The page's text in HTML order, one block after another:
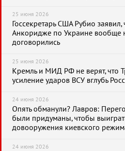
25 июня 2026
Госсекретарь США Рубио заявил,
Анкоридже по Украине вообще
договорились
25 июня 2026
Кремль и МИД РФ не верят, что
усиление ударов ВСУ вглубь
24 июня 2026
Опять обманули? Лавров:
были придуманы, чтобы
довооружения киевского
24 июня 2026